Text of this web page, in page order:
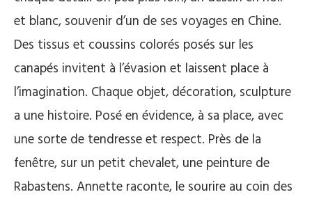
et blanc, souvenir d’un de ses voyages en Chine.
Des tissus et coussins colorés posés sur les
canapés invitent à l’évasion et laissent place à
l’imagination. Chaque objet, décoration, sculpture
a une histoire. Posé en évidence, à sa place, avec
une sorte de tendresse et respect. Près de la
fenêtre, sur un petit chevalet, une peinture de
Rabastens. Annette raconte, le sourire au coin des